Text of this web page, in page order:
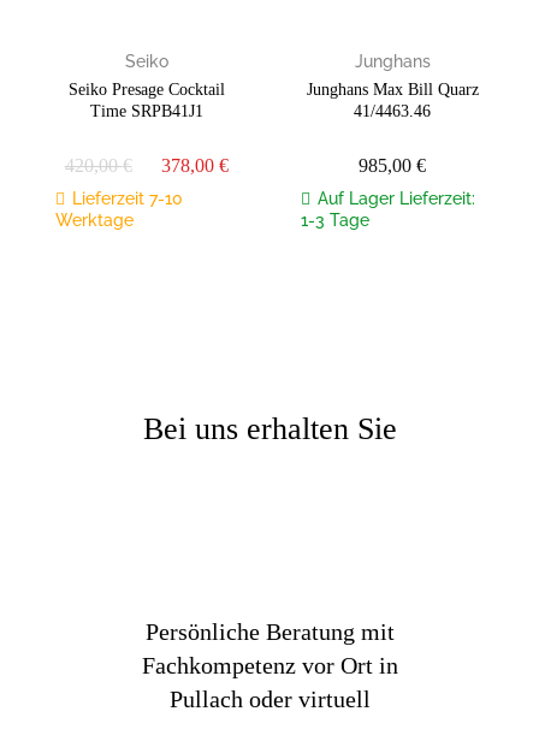
Seiko
Seiko Presage Cocktail
Time SRPB41J1
420,00€
Ursprünglicher
Preis
war:
420,00 €
378,00€Aktueller
Preis
378,00 €.
Lieferzeit 7-10
Werktage
Junghans
Junghans Max Bill Quarz
41/4463.46
985,00 €
Auf Lager Lieferzeit:
1-3 Tage
Bei uns erhalten Sie
Persönliche Beratung mit
Fachkompetenz vor Ort in
Pullach oder virtuell